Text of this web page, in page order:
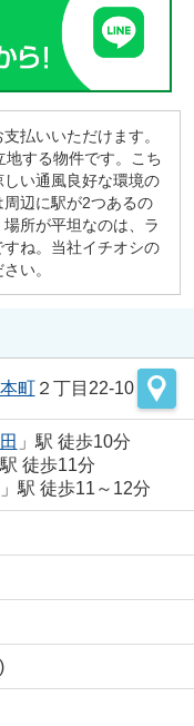
払いいただけます。
する物件です。こち
い通風良好な環境の
辺に駅が2つあるの
所が平坦なのは、ラ
ね。当社イチオシの
い。
町 ２丁目22-10
」駅 徒歩10分
徒歩11分
」駅 徒歩11～12分